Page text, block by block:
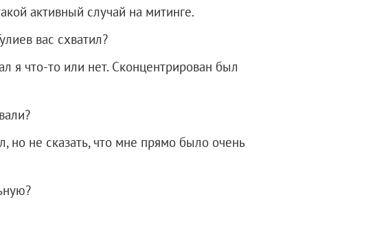
активный случай на митинге.
вас схватил?
я что-то или нет. Сконцентрирован был
не сказать, что мне прямо было очень